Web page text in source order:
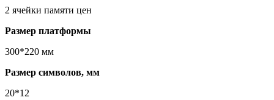
2 ячейки памяти цен
Размер платформы
300*220 мм
Размер символов, мм
20*12